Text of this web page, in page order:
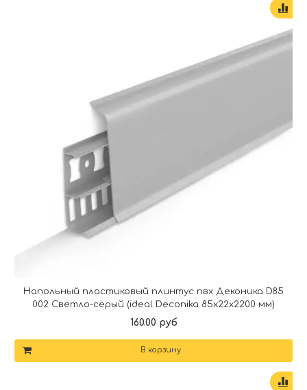
Напольный пластиковый плинтус пвх Деконика D85
002 Светло-серый (ideal Deconika 85х22х2200 мм)
160.00 руб
В корзину